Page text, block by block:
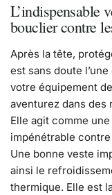
L’indispensable
bouclier contre
Après la tête,
est sans doute
votre équipement
aventurez dans des
Elle agit comme
impénétrable
Une bonne veste
ainsi le
thermique. Elle est